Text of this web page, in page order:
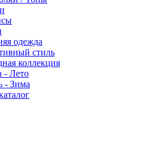
одежда
стиль
коллекция
- Лето
- Зима